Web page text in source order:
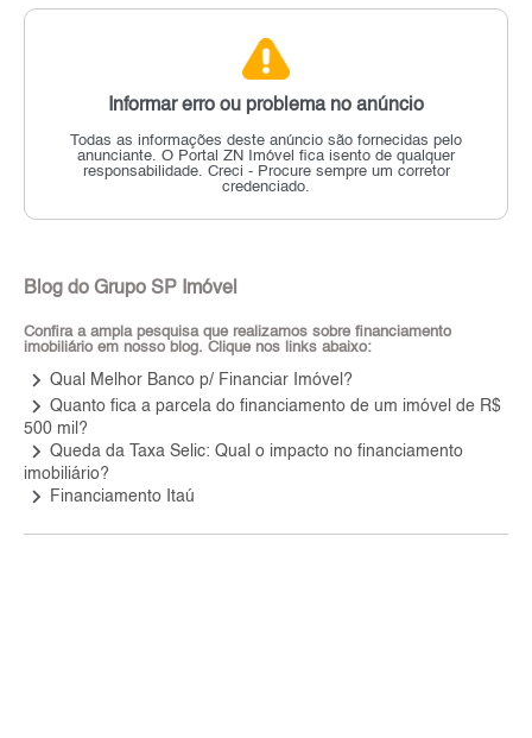
Informar erro ou problema no anúncio
Todas as informações deste anúncio são fornecidas pelo
anunciante. O Portal ZN Imóvel fica isento de qualquer
responsabilidade. Creci - Procure sempre um corretor
credenciado.
Blog do Grupo SP Imóvel
Confira a ampla pesquisa que realizamos sobre financiamento
imobiliário em nosso blog. Clique nos links abaixo:
keyboard_arrow_right Qual Melhor Banco p/ Financiar Imóvel?
keyboard_arrow_right Quanto fica a parcela do financiamento de um imóvel de R$
500 mil?
keyboard_arrow_right Queda da Taxa Selic: Qual o impacto no financiamento
imobiliário?
keyboard_arrow_right Financiamento Itaú